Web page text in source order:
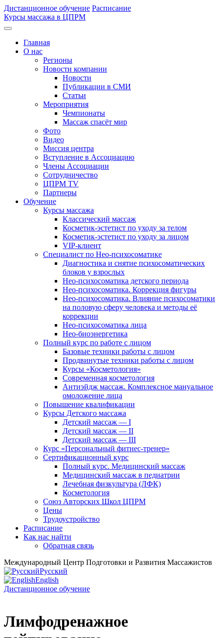
Дистанционное обучение Расписание
Курсы массажа в ЦПРМ
Главная
О нас
Регионы
Новости компании
Новости
Публикации в СМИ
Статьи
Мероприятия
Чемпионаты
Массаж спасёт мир
Фото
Видео
Миссия центра
Вступление в Ассоциацию
Члены Ассоциации
Сотрудничество
ЦПРМ TV
Партнеры
Oбучение
Курсы массажа
Классический массаж
Косметик-эстетист по уходу за телом
Косметик-эстетист по уходу за лицом
VIP-клиент
Специалист по Нео-психосоматике
Диагностика и снятие психосоматических
блоков у взрослых
Нео-психосоматика детского периода
Нео-психосоматика. Коррекция фигуры
Нео-психосоматика. Влияние психосоматики
на половую сферу человека и методы её
коррекции
Нео-психосоматика лица
Нео-биоэнергетика
Полный курс по работе с лицом
Базовые техники работы с лицом
Продвинутые техники работы с лицом
Курсы «Косметология»
Современная косметология
Антиэйдж массаж. Комплексное мануальное
омоложение лица
Повышение квалификации
Курсы Детского массажа
Детский массаж — I
Детский массаж — II
Детский массаж — III
Курс «Персональный фитнес-тренер»
Сертификационный курс
Полный курс. Медицинский массаж
Медицинский массаж в педиатрии
Лечебная физкультура (ЛФК)
Косметология
Союз Авторских Школ ЦПРМ
Цены
Трудоустройство
Расписание
Как нас найти
Обратная связь
Международный Центр Подготовки и Развития Массажистов
Русский
English
Дистанционное обучение
Лимфодренажное